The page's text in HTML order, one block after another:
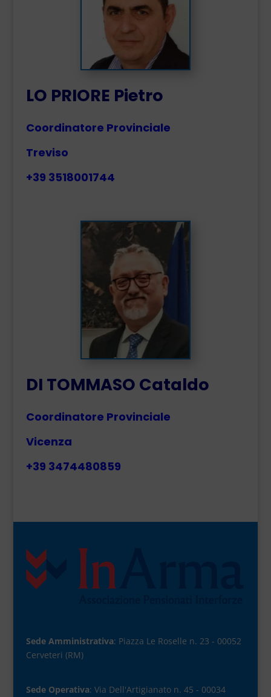
LO PRIORE Pietro
Coordinatore Provinciale
Treviso
+39 3518001744
DI TOMMASO Cataldo
Coordinatore Provinciale
Vicenza
+39 3474480859
Sede Amministrativa: Piazza Le Roselle n. 23 - 00052
Cerveteri (RM)
Sede Operativa: Via Dell'Artigianato n. 45 - 00034